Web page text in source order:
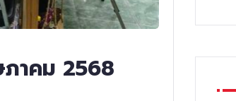
ภาคม 2568